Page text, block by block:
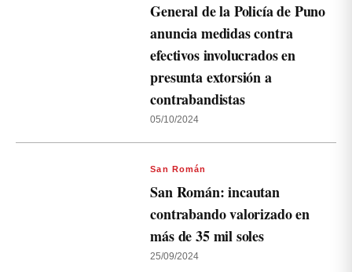
General de la Policía de Puno
anuncia medidas contra
efectivos involucrados en
presunta extorsión a
contrabandistas
05/10/2024
San Román
San Román: incautan
contrabando valorizado en
más de 35 mil soles
25/09/2024